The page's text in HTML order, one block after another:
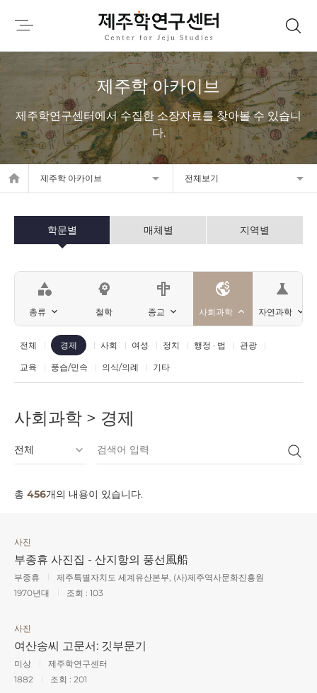
제주학 아카이브
제주학연구센터에서 수집한 소장자료를 찾아볼 수 있습니
다.
home 제주학 아카이브 전체보기
학문별 매체별 지역별
category
총류
psychology
철학 종교 사회과학
science
자연과학
전체 경제 사회 여성 정치 행정 · 법 관광
교육 풍습/민속 의식/의례 기타
사회과학 > 경제
총 456개의 내용이 있습니다.
사진
부종휴 사진집 - 산지항의 풍선風船
부종휴
제주특별자치도 세계유산본부, (사)제주역사문화진흥원
1970년대
조회 : 103
사진
여산송씨 고문서: 깃부문기
미상
제주학연구센터
1882
조회 : 201